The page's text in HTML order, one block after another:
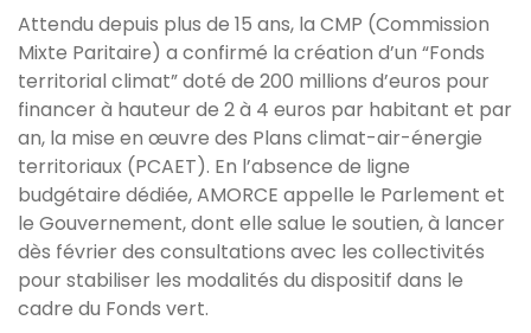
Attendu depuis plus de 15 ans, la CMP (Commission
Mixte Paritaire) a confirmé la création d’un “Fonds
territorial climat” doté de 200 millions d’euros pour
financer à hauteur de 2 à 4 euros par habitant et par
an, la mise en œuvre des Plans climat-air-énergie
territoriaux (PCAET). En l’absence de ligne
budgétaire dédiée, AMORCE appelle le Parlement et
le Gouvernement, dont elle salue le soutien, à lancer
dès février des consultations avec les collectivités
pour stabiliser les modalités du dispositif dans le
cadre du Fonds vert.